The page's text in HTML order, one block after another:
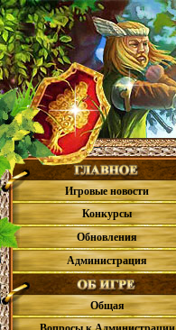
Игровые новости
Конкурсы
Обновления
Администрация
Общая